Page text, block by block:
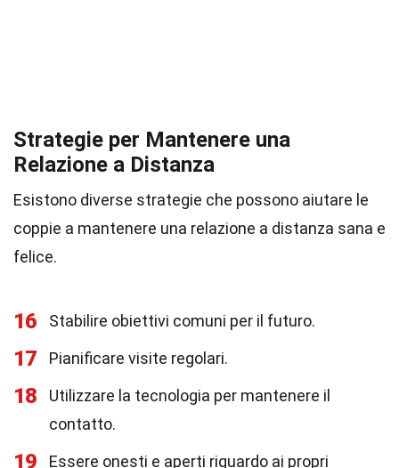
Strategie per Mantenere una
Relazione a Distanza
Esistono diverse strategie che possono aiutare le
coppie a mantenere una relazione a distanza sana e
felice.
16 Stabilire obiettivi comuni per il futuro.
17 Pianificare visite regolari.
18
Utilizzare la tecnologia per mantenere il
contatto.
19
Essere onesti e aperti riguardo ai propri